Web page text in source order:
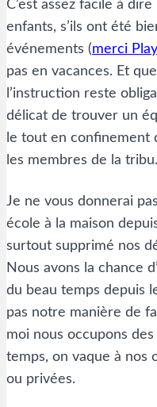
C’est assez facile à
enfants, s’ils ont été
événements (merci
pas en vacances. Et
l’instruction reste
délicat de trouver un
le tout en confinement
les membres de la tribu.
Je ne vous donnerai
école à la maison
surtout supprimé nos
Nous avons la chance
du beau temps depuis
pas notre manière de
moi nous occupons
temps, on vaque à nos
ou privées.